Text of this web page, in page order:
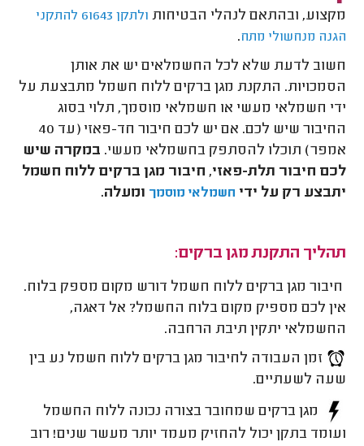
מקצוע, ובהתאם לנהלי הבטיחות
ולתקן 61643 להתקני
הגנה מנחשולי מתח.
חשוב לדעת שלא לכל החשמלאים יש את אותן
הסמכויות. התקנת מגן ברקים ללוח חשמל מתבצעת על
ידי חשמלאי מעשי או חשמלאי מוסמך, תלוי בסוג
החיבור שיש לכם. אם יש לכם חיבור חד-פאזי (עד 40
אמפר) תוכלו להסתפק בחשמלאי מעשי. במקרה שיש
לכם חיבור תלת-פאזי, חיבור מגן ברקים ללוח חשמל
יתבצע רק על ידי חשמלאי מוסמך ומעלה.
תהליך התקנת מגן ברקים:
חיבור מגן ברקים ללוח חשמל דורש מקום מספק בלוח.
אין לכם מספיק מקום בלוח החשמל? אל דאגה,
החשמלאי יתקין תיבת הרחבה.
זמן העבודה לחיבור מגן ברקים ללוח חשמל נע בין
שעה לשעתיים.
מגן ברקים שמחובר בצורה נכונה ללוח החשמל
ועומד בתקן יכול להחזיק מעמד יותר מעשר שנים! רוב